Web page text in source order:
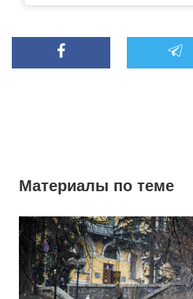
Материалы по теме